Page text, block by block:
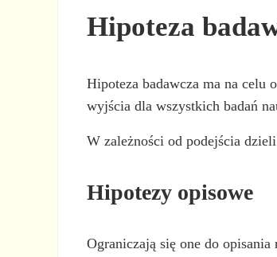
Hipoteza
Hipoteza badawcza ma na celu
wyjścia dla wszystkich badań
W zależności od podejścia
Hipotezy opisowe
Ograniczają się one do